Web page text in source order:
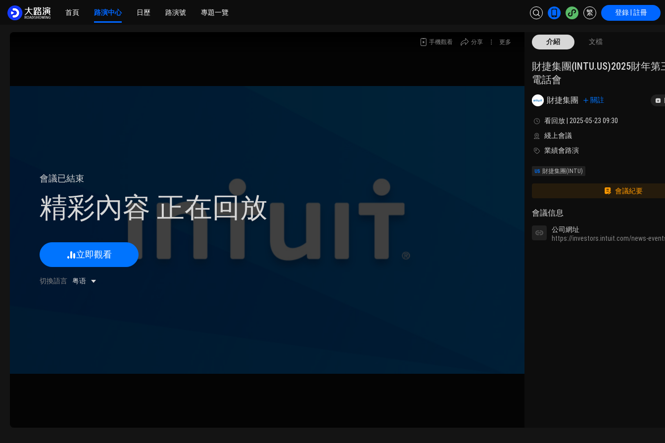
首頁 路演中心 日歷 路演號 專題一覽 繁 登錄 | 註冊
手機觀看 分享 更多
會議已結束
精彩內容 正在回放
立即觀看
切換語言 粤语
介紹 文檔
財捷集團(INTU.US)2025財年
電話會
財捷集團 關註
看回放 | 2025-05-23 09:30
綫上會議
業績會路演
財捷集團(INTU)
會議紀要
會議信息
公司網址
https://investors.intuit.com/news-
0/500 字